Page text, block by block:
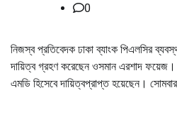
0
নিজস্ব প্রতিবেদক ঢাকা ব্যাংক পিএলসির
দায়িত্ব গ্রহণ করেছেন ওসমান এরশাদ ফয়েজ।
এমডি হিসেবে দায়িত্বপ্রাপ্ত হয়েছেন।